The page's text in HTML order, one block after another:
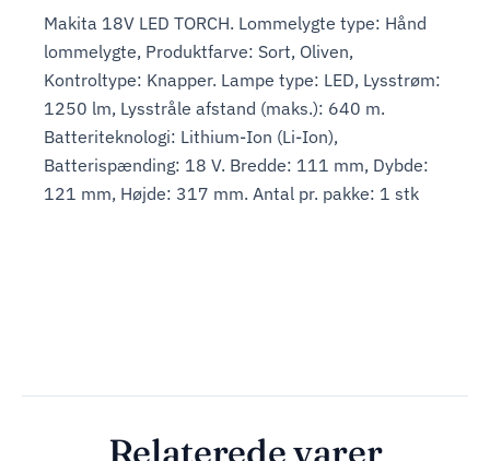
Makita 18V LED TORCH. Lommelygte type: Hånd
lommelygte, Produktfarve: Sort, Oliven,
Kontroltype: Knapper. Lampe type: LED, Lysstrøm:
1250 lm, Lysstråle afstand (maks.): 640 m.
Batteriteknologi: Lithium-Ion (Li-Ion),
Batterispænding: 18 V. Bredde: 111 mm, Dybde:
121 mm, Højde: 317 mm. Antal pr. pakke: 1 stk
Relaterede varer